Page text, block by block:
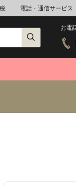
電話・通信サービス
お電